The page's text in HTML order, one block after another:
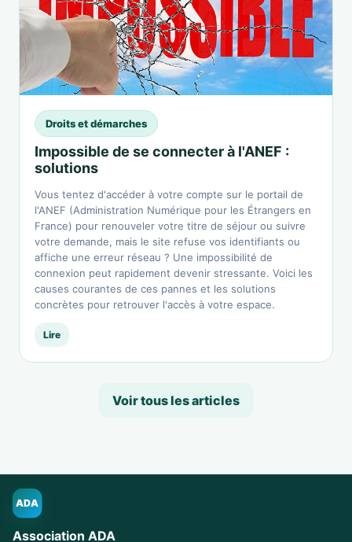
Droits et démarches
Impossible de se connecter à l'ANEF :
solutions
Vous tentez d'accéder à votre compte sur le portail de
l'ANEF (Administration Numérique pour les Étrangers en
France) pour renouveler votre titre de séjour ou suivre
votre demande, mais le site refuse vos identifiants ou
affiche une erreur réseau ? Une impossibilité de
connexion peut rapidement devenir stressante. Voici les
causes courantes de ces pannes et les solutions
concrètes pour retrouver l'accès à votre espace.
Lire
Voir tous les articles
ADA
Association ADA